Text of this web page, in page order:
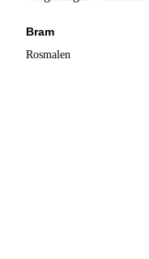
Bram
Rosmalen